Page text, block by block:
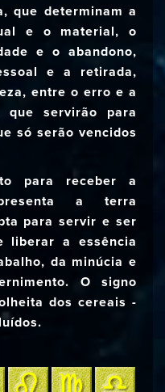
que determinam a
e o material, o
e o abandono,
e a retirada,
entre o erro e a
que servirão para
só serão vencidos
para receber a
a terra
para servir e ser
liberar a essência
da minúcia e
O signo
dos cereais -